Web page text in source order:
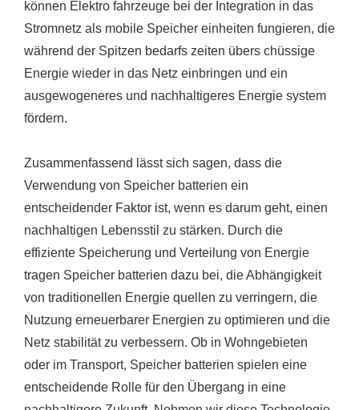
können Elektro fahrzeuge bei der Integration in das
Stromnetz als mobile Speicher einheiten fungieren, die
während der Spitzen bedarfs zeiten übers chüssige
Energie wieder in das Netz einbringen und ein
ausgewogeneres und nachhaltigeres Energie system
fördern.
Zusammenfassend lässt sich sagen, dass die
Verwendung von Speicher batterien ein
entscheidender Faktor ist, wenn es darum geht, einen
nachhaltigen Lebensstil zu stärken. Durch die
effiziente Speicherung und Verteilung von Energie
tragen Speicher batterien dazu bei, die Abhängigkeit
von traditionellen Energie quellen zu verringern, die
Nutzung erneuerbarer Energien zu optimieren und die
Netz stabilität zu verbessern. Ob in Wohngebieten
oder im Transport, Speicher batterien spielen eine
entscheidende Rolle für den Übergang in eine